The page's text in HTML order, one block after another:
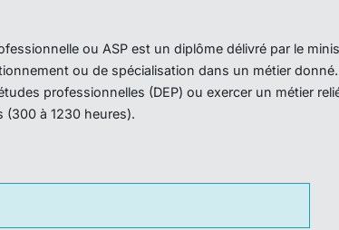
ou ASP est un diplôme délivré par le
ou de spécialisation dans un métier
professionnelles (DEP) ou exercer un métier
(300 à 1230 heures).